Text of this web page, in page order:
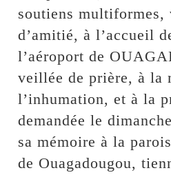
soutiens multiformes,
d’amitié, à l’accueil
l’aéroport de
veillée de prière, à la
l’inhumation, et à la
demandée le
sa mémoire à la
de Ouagadougou,